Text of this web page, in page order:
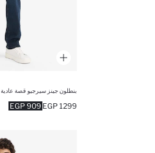
بنطلون جينز سيرجيو قصة عادية
909 EGP 1299 EGP